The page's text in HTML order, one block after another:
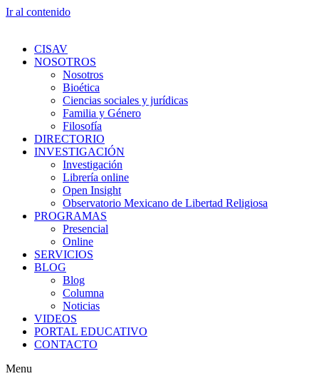
Ir al contenido
CISAV
NOSOTROS
Nosotros
Bioética
Ciencias sociales y jurídicas
Familia y Género
Filosofía
DIRECTORIO
INVESTIGACIÓN
Investigación
Librería online
Open Insight
Observatorio Mexicano de Libertad Religiosa
PROGRAMAS
Presencial
Online
SERVICIOS
BLOG
Blog
Columna
Noticias
VIDEOS
PORTAL EDUCATIVO
CONTACTO
Menu